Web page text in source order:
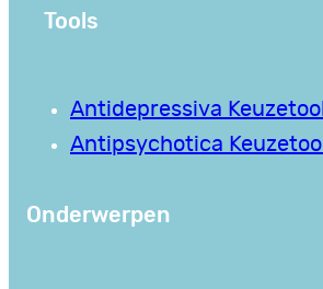
Tools
Antidepressiva Keuzetool
Antipsychotica Keuzetool
Onderwerpen